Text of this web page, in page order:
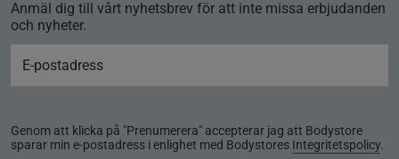
Anmäl dig till vårt nyhetsbrev för att inte missa erbjudanden
och nyheter.
Genom att klicka på "Prenumerera" accepterar jag att Bodystore
sparar min e-postadress i enlighet med Bodystores Integritetspolicy.